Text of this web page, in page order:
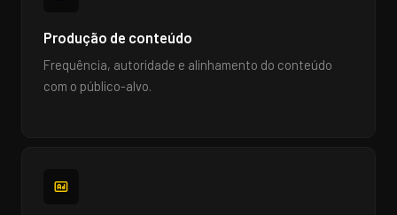
Produção de conteúdo
Frequência, autoridade e alinhamento do conteúdo
com o público-alvo.